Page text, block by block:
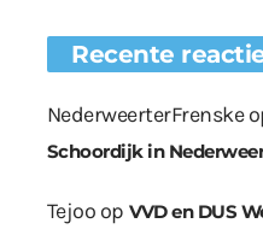
Recente
NederweerterFrenske
Schoordijk in
Tejoo op VVD en DUS